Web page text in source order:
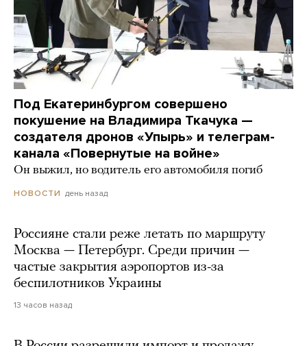
Под Екатеринбургом совершено
покушение на Владимира Ткачука —
создателя дронов «Упырь» и телеграм-
канала «Повернутые на войне»
Он выжил, но водитель его автомобиля погиб
НОВОСТИ день назад
Россияне стали реже летать по маршруту
Москва — Петербург. Среди причин —
частые закрытия аэропортов из-за
беспилотников Украины
13 часов назад